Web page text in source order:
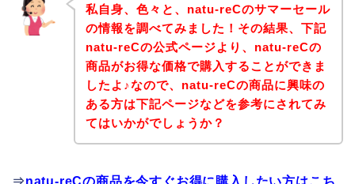
私自身、色々と、natu-reCのサマーセール
の情報を調べてみました！その結果、下記
natu-reCの公式ページより、natu-reCの
商品がお得な価格で購入することができま
したよ♪なので、natu-reCの商品に興味の
ある方は下記ページなどを参考にされてみ
てはいかがでしょうか？
⇒natu-reCの商品を今すぐお得に購入したい方はこち